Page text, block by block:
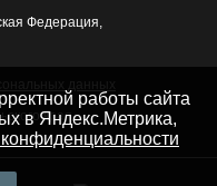
Федерация,
края
работы сайта
в Яндекс.Метрика,